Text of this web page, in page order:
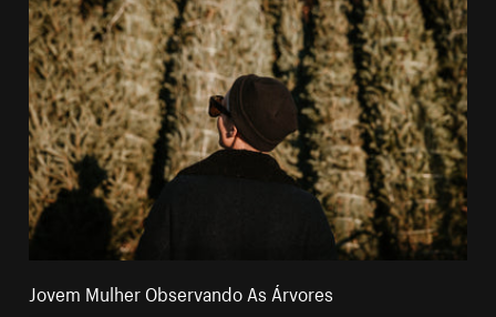
Jovem Mulher Observando As Árvores